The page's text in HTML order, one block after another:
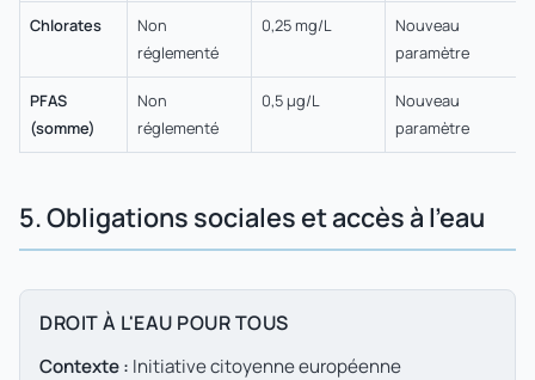
Chlorates
Non
réglementé
0,25 mg/L
Nouveau
paramètre
PFAS
(somme)
Non
réglementé
0,5 µg/L
Nouveau
paramètre
5. Obligations sociales et accès à l'eau
DROIT À L'EAU POUR TOUS
Contexte : Initiative citoyenne européenne